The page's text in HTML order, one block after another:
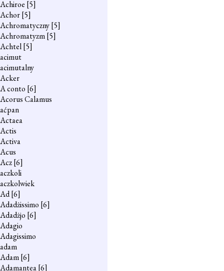
Achiroe [5]
Achor[5]
Achromatyczny[5]
Achromatyzm[5]
Achtel[5]
acimut
acimutalny
Acker
A conto [6]
Acorus Calamus
aćpan
Actaea
Actis
Activa
Acus
Acz[6]
aczkoli
aczkolwiek
Ad[6]
Adadżissimo [6]
Adadżjo [6]
Adagio
Adagissimo
adam
Adam[6]
Adamantea[6]